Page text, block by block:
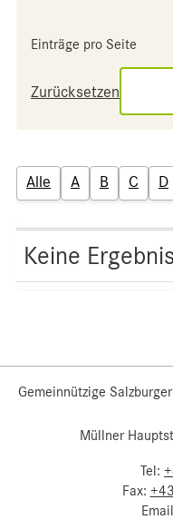
Einträge pro Seite
Zurücksetzen
Alle A B C D
Keine
Gemeinnützige
Müllner
Tel:
Fax: